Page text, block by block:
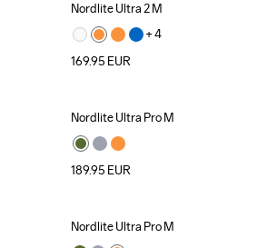
Nordlite Ultra 2 M
+ 4
169.95 EUR
Nordlite Ultra Pro M
189.95 EUR
Nordlite Ultra Pro M